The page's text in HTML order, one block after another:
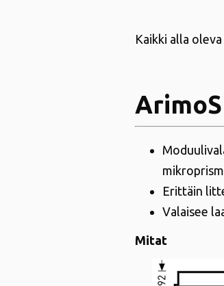
Kaikki alla
Erittäin
Valaisee
Mitat